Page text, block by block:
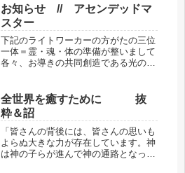
欺師ではないかと思うほど巧妙であ
る。もちろん、私自身の妥協は試練で
あり...
お知らせ // アセンデッドマ
スター
下記のライトワーカーの方がたの三位
一体＝霊・魂・体の準備が整いまして
各々、お導きの共同創造である光のプ
ーになられましたのでご報告とご連絡
の役割をさせていただきま
す。 ...
全世界を癒すために 抜
粋＆詔
「皆さんの背後には、皆さんの思いも
よらぬ大きな力が存在しています。神
は神の子らが進んで神の通路となって